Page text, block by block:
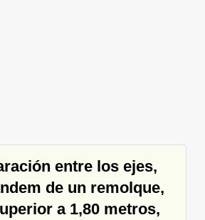
entre los ejes,
de un remolque,
a 1,80 metros,